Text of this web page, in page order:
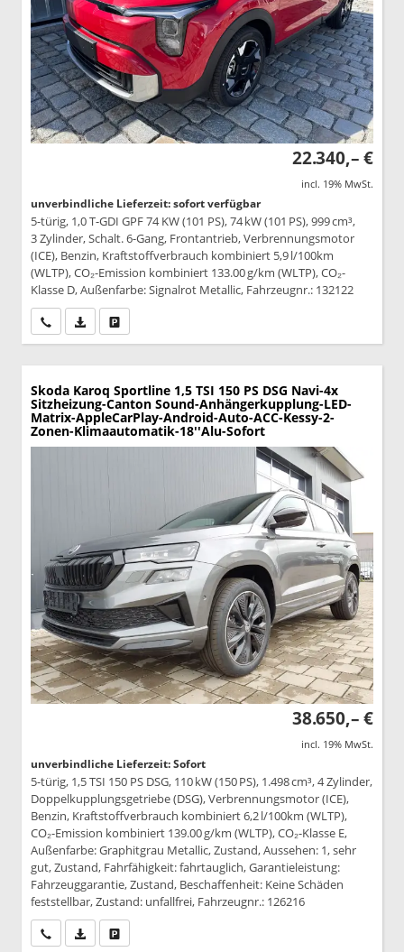
22.340,– €
incl. 19% MwSt.
unverbindliche Lieferzeit: sofort verfügbar
5-türig, 1,0 T-GDI GPF 74 KW (101 PS), 74 kW (101 PS), 999 cm³,
3 Zylinder, Schalt. 6-Gang, Frontantrieb, Verbrennungsmotor
(ICE), Benzin, Kraftstoffverbrauch kombiniert 5,9 l/100km
(WLTP), CO₂-Emission kombiniert 133.00 g/km (WLTP), CO₂-
Klasse D, Außenfarbe: Signalrot Metallic, Fahrzeugnr.: 132122
Wir rufen Sie anPDF-Datei, Fahrzeugexposé drucken
Skoda Karoq Sportline 1,5 TSI 150 PS DSG Navi-4x
Sitzheizung-Canton Sound-Anhängerkupplung-LED-
Matrix-AppleCarPlay-Android-Auto-ACC-Kessy-2-
Zonen-Klimaautomatik-18''Alu-Sofort
38.650,– €
incl. 19% MwSt.
unverbindliche Lieferzeit: Sofort
5-türig, 1,5 TSI 150 PS DSG, 110 kW (150 PS), 1.498 cm³, 4 Zylinder,
Doppelkupplungsgetriebe (DSG), Verbrennungsmotor (ICE),
Benzin, Kraftstoffverbrauch kombiniert 6,2 l/100km (WLTP),
CO₂-Emission kombiniert 139.00 g/km (WLTP), CO₂-Klasse E,
Außenfarbe: Graphitgrau Metallic, Zustand, Aussehen: 1, sehr
gut, Zustand, Fahrfähigkeit: fahrtauglich, Garantieleistung:
Fahrzeuggarantie, Zustand, Beschaffenheit: Keine Schäden
feststellbar, Zustand: unfallfrei, Fahrzeugnr.: 126216
Wir rufen Sie anPDF-Datei, Fahrzeugexposé drucken